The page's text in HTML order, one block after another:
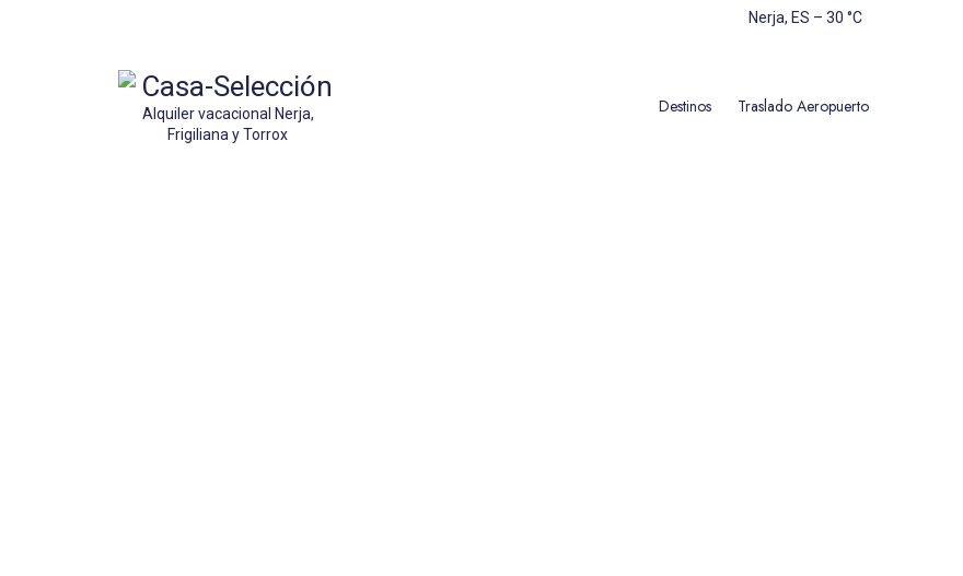
Nerja, ES – 30 C
Alquiler vacacional Nerja,
Frigiliana y Torrox
Destinos Traslado Aeropuerto